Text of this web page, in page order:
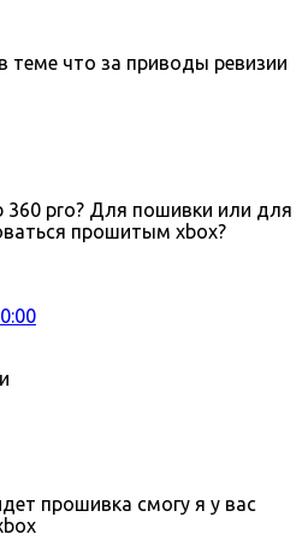
теме что за приводы ревизии
360 pro? Для пошивки или для
прошитым xbox?
прошивка смогу я у вас